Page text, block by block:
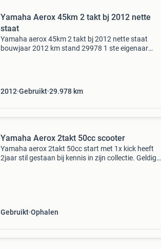
Yamaha Aerox 45km 2 takt bj 2012 nette
staat
Yamaha aerox 45km 2 takt bj 2012 nette staat
bouwjaar 2012 km stand 29978 1 ste eigenaar
2012 Gebruikt 29.978 km
Yamaha Aerox 2takt 50cc scooter
Yamaha aerox 2takt 50cc start met 1x kick heeft
2jaar stil gestaan bij kennis in zijn collectie. Geldig
Gebruikt Ophalen